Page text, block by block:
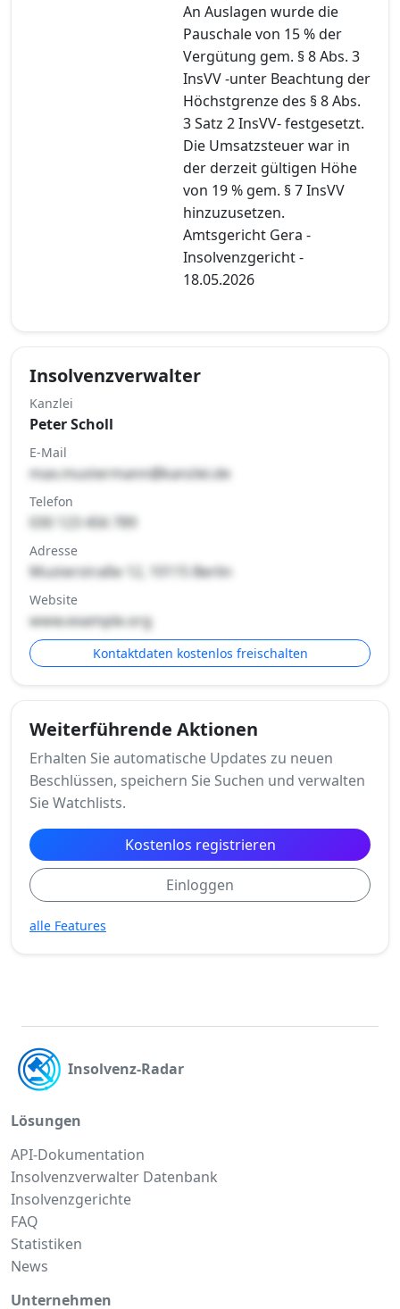
An Auslagen wurde die
Pauschale von 15 % der
Vergütung gem. § 8 Abs. 3
InsVV -unter Beachtung der
Höchstgrenze des § 8 Abs.
3 Satz 2 InsVV- festgesetzt.
Die Umsatzsteuer war in
der derzeit gültigen Höhe
von 19 % gem. § 7 InsVV
hinzuzusetzen.
Amtsgericht Gera -
Insolvenzgericht -
18.05.2026
Insolvenzverwalter
Kanzlei
Peter Scholl
E-Mail
max.mustermann@kanzlei.de
Telefon
030 123 456 789
Adresse
Musterstraße 12, 10115 Berlin
Website
www.example.org
Kontaktdaten kostenlos freischalten
Weiterführende Aktionen
Erhalten Sie automatische Updates zu neuen
Beschlüssen, speichern Sie Suchen und verwalten
Sie Watchlists.
Kostenlos registrieren
Einloggen
alle Features
Insolvenz-Radar
Lösungen
API-Dokumentation
Insolvenzverwalter Datenbank
Insolvenzgerichte
FAQ
Statistiken
News
Unternehmen